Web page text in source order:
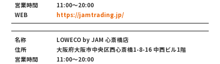
営業時間
11:00〜20:00
WEB
https://jamtrading.jp/
名称
LOWECO by JAM 心斎橋店
住所
大阪府大阪市中央区西心斎橋1-8-16 中西ビル1階
営業時間
11:00〜20:00